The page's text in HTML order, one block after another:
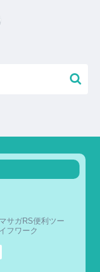
サガRS便利ツー
フワーク